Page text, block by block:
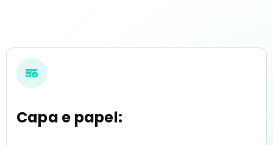
Capa e papel: